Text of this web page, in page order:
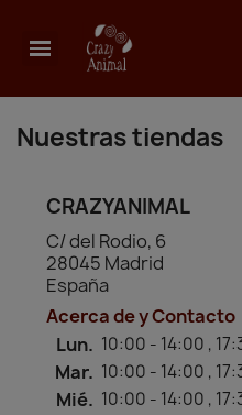
Nuestras tiendas
CRAZYANIMAL
C/ del Rodio, 6
28045 Madrid
España
Acerca de y Contacto
Lun. 10:00 - 14:00 ,
Mar. 10:00 - 14:00 ,
Mié. 10:00 - 14:00 ,